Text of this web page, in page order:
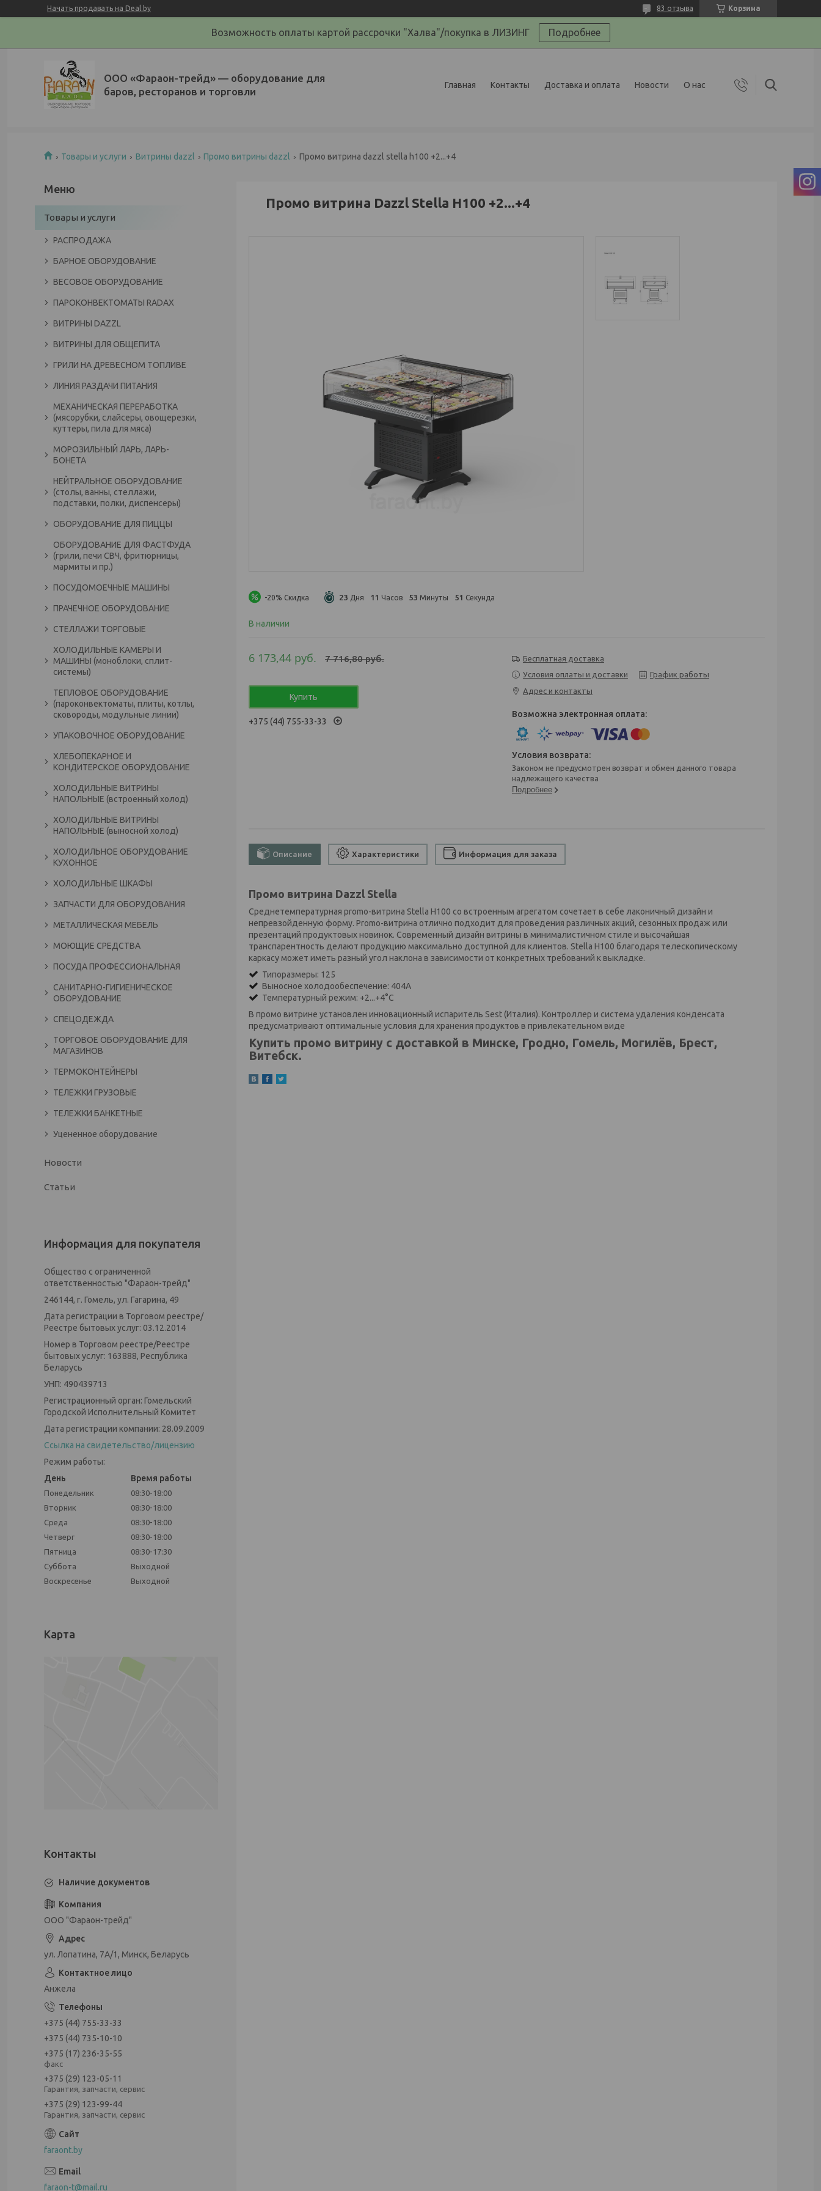
Начать продавать на Deal.by Корзина
83 отзыва
Возможность оплаты картой рассрочки "Халва"/покупка в ЛИЗИНГ Подробнее
ООО «Фараон-трейд»‎ — оборудование для
баров, ресторанов и торговли
Главная Контакты Доставка и оплата Новости О нас
Товары и услуги Витрины dazzl Промо витрины dazzl Промо витрина dazzl stella h100 +2...+4
Промо витрина Dazzl Stella H100 +2...+4
-20% 23 Дня 1 1 Часов 53 Минуты 51 Секунда
В наличии
7 716,80руб.
6 173,44 руб.
Купить
+375 (44) 755-33-33
Бесплатная доставка
Условия оплаты и доставки
График работы
Адрес и контакты
Законом не предусмотрен возврат и обмен данного товара
надлежащего качества
Подробнее
Описание Характеристики Информация для заказа
Промо витрина Dazzl Stella
Среднетемпературная promo-витрина Stella H100 со встроенным агрегатом сочетает в себе лаконичный дизайн и
непревзойденную форму. Promo-витрина отлично подходит для проведения различных акций, сезонных продаж или
презентаций продуктовых новинок. Современный дизайн витрины в минималистичном стиле и высочайшая
транспарентность делают продукцию максимально доступной для клиентов. Stella H100 благодаря телескопическому
каркасу может иметь разный угол наклона в зависимости от конкретных требований к выкладке.
Типоразмеры: 125
Выносное холодообеспечение: 404A
Температурный режим: +2...+4°C
В промо витрине установлен инновационный испаритель Sest (Италия). Контроллер и система удаления конденсата
предусматривают оптимальные условия для хранения продуктов в привлекательном виде
Купить промо витрину с доставкой в Минске, Гродно, Гомель, Могилёв, Брест,
Витебск.
Товары и услуги
РАСПРОДАЖА
БАРНОЕ ОБОРУДОВАНИЕ
ВЕСОВОЕ ОБОРУДОВАНИЕ
ПАРОКОНВЕКТОМАТЫ RADAX
ВИТРИНЫ DAZZL
ВИТРИНЫ ДЛЯ ОБЩЕПИТА
ГРИЛИ НА ДРЕВЕСНОМ ТОПЛИВЕ
ЛИНИЯ РАЗДАЧИ ПИТАНИЯ
МЕХАНИЧЕСКАЯ ПЕРЕРАБОТКА
(мясорубки, слайсеры, овощерезки,
куттеры, пила для мяса)
МОРОЗИЛЬНЫЙ ЛАРЬ, ЛАРЬ-
БОНЕТА
НЕЙТРАЛЬНОЕ ОБОРУДОВАНИЕ
(столы, ванны, стеллажи,
подставки, полки, диспенсеры)
ОБОРУДОВАНИЕ ДЛЯ ПИЦЦЫ
ОБОРУДОВАНИЕ ДЛЯ ФАСТФУДА
(грили, печи СВЧ, фритюрницы,
мармиты и пр.)
ПОСУДОМОЕЧНЫЕ МАШИНЫ
ПРАЧЕЧНОЕ ОБОРУДОВАНИЕ
СТЕЛЛАЖИ ТОРГОВЫЕ
ХОЛОДИЛЬНЫЕ КАМЕРЫ И
МАШИНЫ (моноблоки, сплит-
системы)
ТЕПЛОВОЕ ОБОРУДОВАНИЕ
(пароконвектоматы, плиты, котлы,
сковороды, модульные линии)
УПАКОВОЧНОЕ ОБОРУДОВАНИЕ
ХЛЕБОПЕКАРНОЕ И
КОНДИТЕРСКОЕ ОБОРУДОВАНИЕ
ХОЛОДИЛЬНЫЕ ВИТРИНЫ
НАПОЛЬНЫЕ (встроенный холод)
ХОЛОДИЛЬНЫЕ ВИТРИНЫ
НАПОЛЬНЫЕ (выносной холод)
ХОЛОДИЛЬНОЕ ОБОРУДОВАНИЕ
КУХОННОЕ
ХОЛОДИЛЬНЫЕ ШКАФЫ
ЗАПЧАСТИ ДЛЯ ОБОРУДОВАНИЯ
МЕТАЛЛИЧЕСКАЯ МЕБЕЛЬ
МОЮЩИЕ СРЕДСТВА
ПОСУДА ПРОФЕССИОНАЛЬНАЯ
САНИТАРНО-ГИГИЕНИЧЕСКОЕ
ОБОРУДОВАНИЕ
СПЕЦОДЕЖДА
ТОРГОВОЕ ОБОРУДОВАНИЕ ДЛЯ
МАГАЗИНОВ
ТЕРМОКОНТЕЙНЕРЫ
ТЕЛЕЖКИ ГРУЗОВЫЕ
ТЕЛЕЖКИ БАНКЕТНЫЕ
Уцененное оборудование
Новости
Статьи
Информация для покупателя
Общество с ограниченной
ответственностью "Фараон-трейд"
246144, г. Гомель, ул. Гагарина, 49
Дата регистрации в Торговом реестре/
Реестре бытовых услуг: 03.12.2014
Номер в Торговом реестре/Реестре
бытовых услуг: 163888, Республика
Беларусь
УНП: 490439713
Регистрационный орган: Гомельский
Городской Исполнительный Комитет
Дата регистрации компании: 28.09.2009
Ссылка на свидетельство/лицензию
Режим работы:
День
Время работы
Понедельник
08:30-18:00
Вторник
08:30-18:00
Среда
08:30-18:00
Четверг
08:30-18:00
Пятница
08:30-17:30
Суббота
Выходной
Воскресенье
Выходной
Карта
Наличие документов
ООО "Фараон-трейд"
ул. Лопатина, 7А/1, Минск, Беларусь
Анжела
+375 (44) 755-33-33
+375 (44) 735-10-10
+375 (17) 236-35-55
факс
+375 (29) 123-05-11
Гарантия, запчасти, сервис
+375 (29) 123-99-44
Гарантия, запчасти, сервис
faraont.by
faraon-t@mail.ru